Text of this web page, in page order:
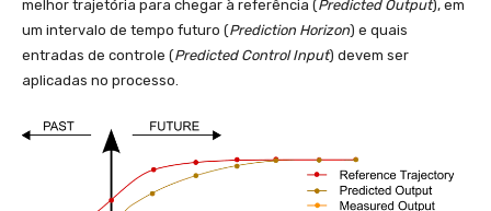
melhor trajetória para chegar à referência (Predicted Output), em
um intervalo de tempo futuro (Prediction Horizon) e quais
entradas de controle (Predicted Control Input) devem ser
aplicadas no processo.